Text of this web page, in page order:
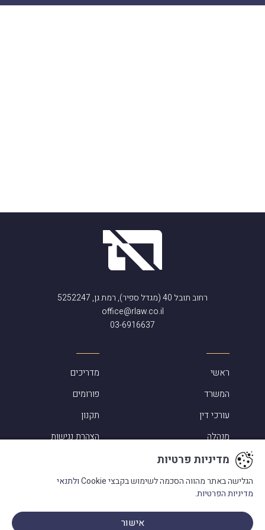
רחוב תובל 40 (מגדל ספיר), רמת גן, 5252247
office@rlaw.co.il
03-6916637
ראשי
המשרד
עורכי דין
מנהלה
מדריכים
פורומים
תקנון
הצהרת נגישות
תחומי עיסוק
מדיניות פרטיות
הגלישה באתר מהווה הסכמה לשימוש בקבצי Cookie
ולתנאי
מדיניות הפרטיות.
אישור